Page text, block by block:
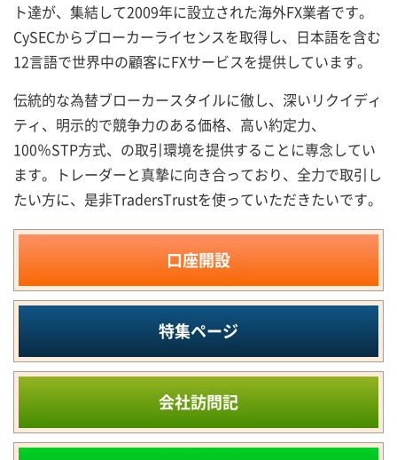
ト達が、集結して2009年に設立された海外FX業者です。
CySECからブローカーライセンスを取得し、日本語を含む
12言語で世界中の顧客にFXサービスを提供しています。
伝統的な為替ブローカースタイルに徹し、深いリクイディ
ティ、明示的で競争力のある価格、高い約定力、
100％STP方式、の取引環境を提供することに専念してい
ます。トレーダーと真摯に向き合っており、全力で取引し
たい方に、是非TradersTrustを使っていただきたいです。
口座開設
特集ページ
会社訪問記